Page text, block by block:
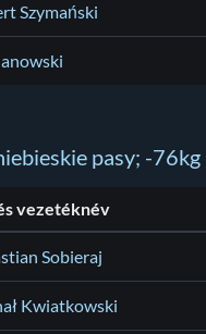
Szymański
pasy; -76kg
vezetéknév
Sobieraj
Kwiatkowski